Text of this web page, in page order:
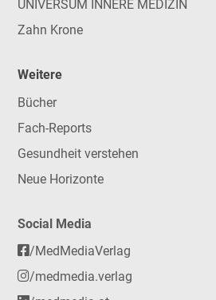
UNIVERSUM INNERE MEDIZIN
Zahn Krone
Weitere
Bücher
Fach-Reports
Gesundheit verstehen
Neue Horizonte
Social Media
/MedMediaVerlag
/medmedia.verlag